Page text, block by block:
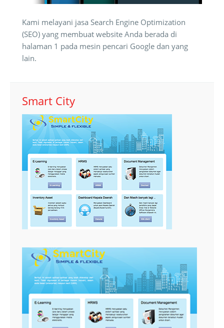
Kami melayani jasa Search Engine Optimization
(SEO) yang membuat website Anda berada di
halaman 1 pada mesin pencari Google dan yang
lain.
Smart City